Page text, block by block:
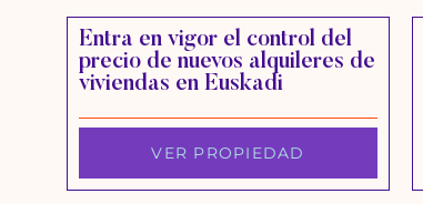
Entra en vigor el control del
precio de nuevos alquileres de
viviendas en Euskadi
VER PROPIEDAD